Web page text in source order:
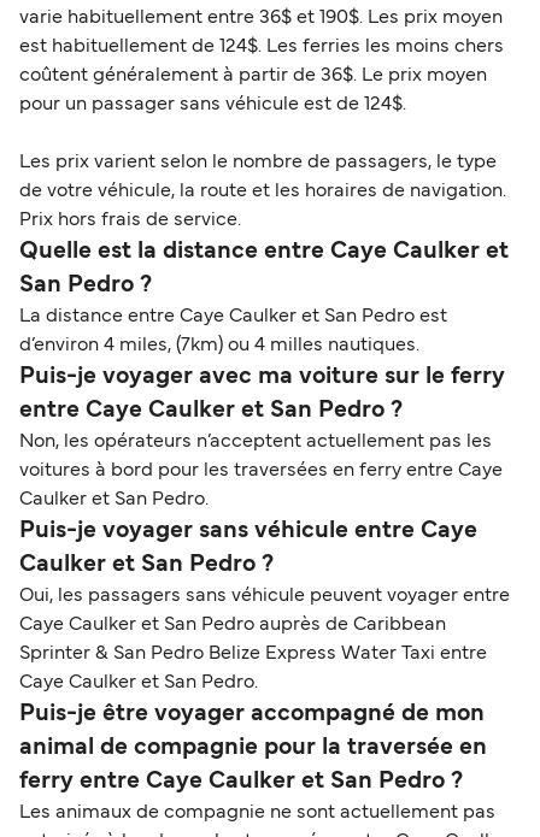
varie habituellement entre 36$ et 190$. Les prix moyen
est habituellement de 124$. Les ferries les moins chers
coûtent généralement à partir de 36$. Le prix moyen
pour un passager sans véhicule est de 124$.
Les prix varient selon le nombre de passagers, le type
de votre véhicule, la route et les horaires de navigation.
Prix hors frais de service.
Quelle est la distance entre Caye Caulker et
San Pedro ?
La distance entre Caye Caulker et San Pedro est
d’environ 4 miles, (7km) ou 4 milles nautiques.
Puis-je voyager avec ma voiture sur le ferry
entre Caye Caulker et San Pedro ?
Non, les opérateurs n’acceptent actuellement pas les
voitures à bord pour les traversées en ferry entre Caye
Caulker et San Pedro.
Puis-je voyager sans véhicule entre Caye
Caulker et San Pedro ?
Oui, les passagers sans véhicule peuvent voyager entre
Caye Caulker et San Pedro auprès de Caribbean
Sprinter & San Pedro Belize Express Water Taxi entre
Caye Caulker et San Pedro.
Puis-je être voyager accompagné de mon
animal de compagnie pour la traversée en
ferry entre Caye Caulker et San Pedro ?
Les animaux de compagnie ne sont actuellement pas